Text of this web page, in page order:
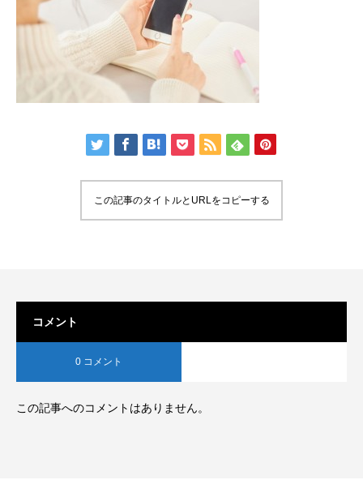
この記事のタイトルとURLをコピーする
コメント
0 コメント
この記事へのコメントはありません。